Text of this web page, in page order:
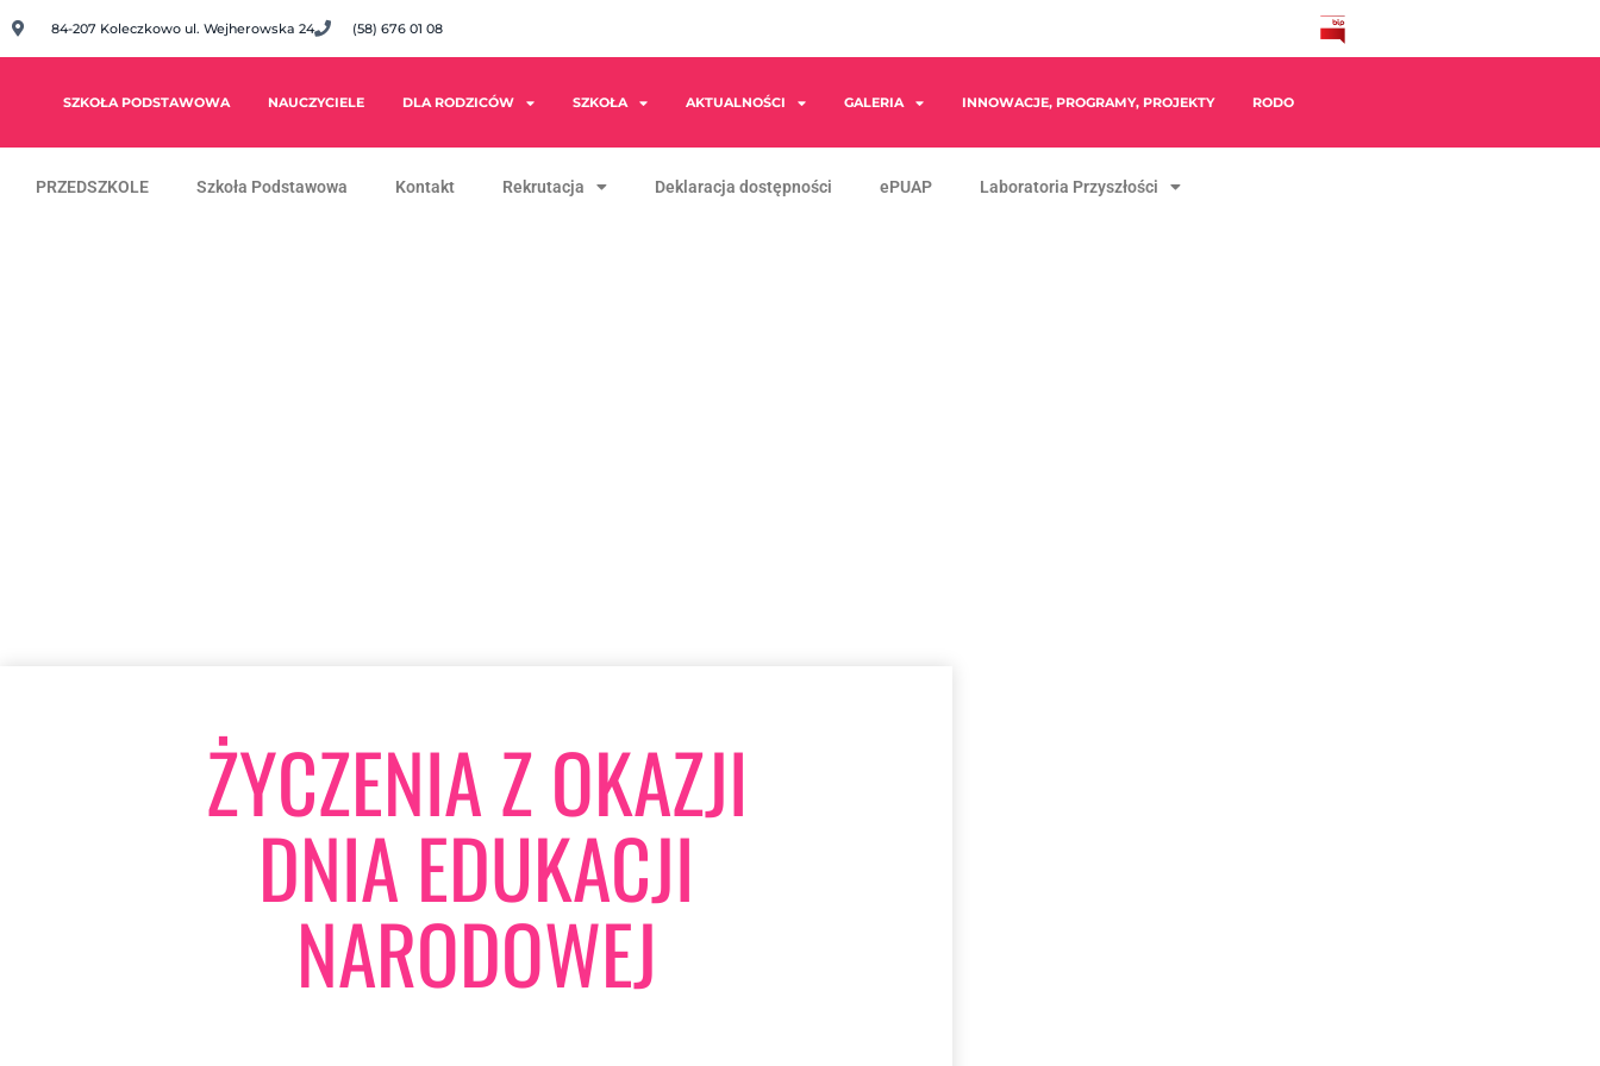
84-207 Koleczkowo ul. Wejherowska 24 (58) 676 01 08
SZKOŁA PODSTAWOWA NAUCZYCIELE DLA RODZICÓW SZKOŁA AKTUALNOŚCI GALERIA INNOWACJE, PROGRAMY, PROJEKTY RODO
PRZEDSZKOLE Szkoła Podstawowa Kontakt Rekrutacja Deklaracja dostępności ePUAP Laboratoria Przyszłości
ŻYCZENIA Z OKAZJI
DNIA EDUKACJI
NARODOWEJ